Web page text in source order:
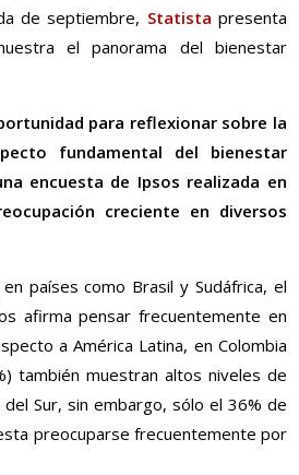
de septiembre, Statista presenta
el panorama del bienestar
para reflexionar sobre la
fundamental del bienestar
encuesta de Ipsos realizada en
creciente en diversos
países como Brasil y Sudáfrica, el
afirma pensar frecuentemente en
a América Latina, en Colombia
también muestran altos niveles de
del Sur, sin embargo, sólo el 36% de
preocuparse frecuentemente por